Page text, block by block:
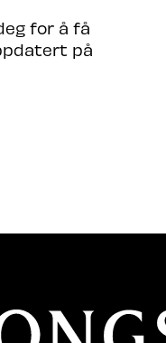
for å få
på